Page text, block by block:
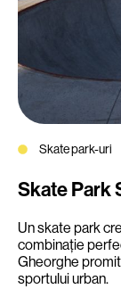
Skate park-uri
Skate Park
Un skate park
combinație
Gheorghe
sportului urban.